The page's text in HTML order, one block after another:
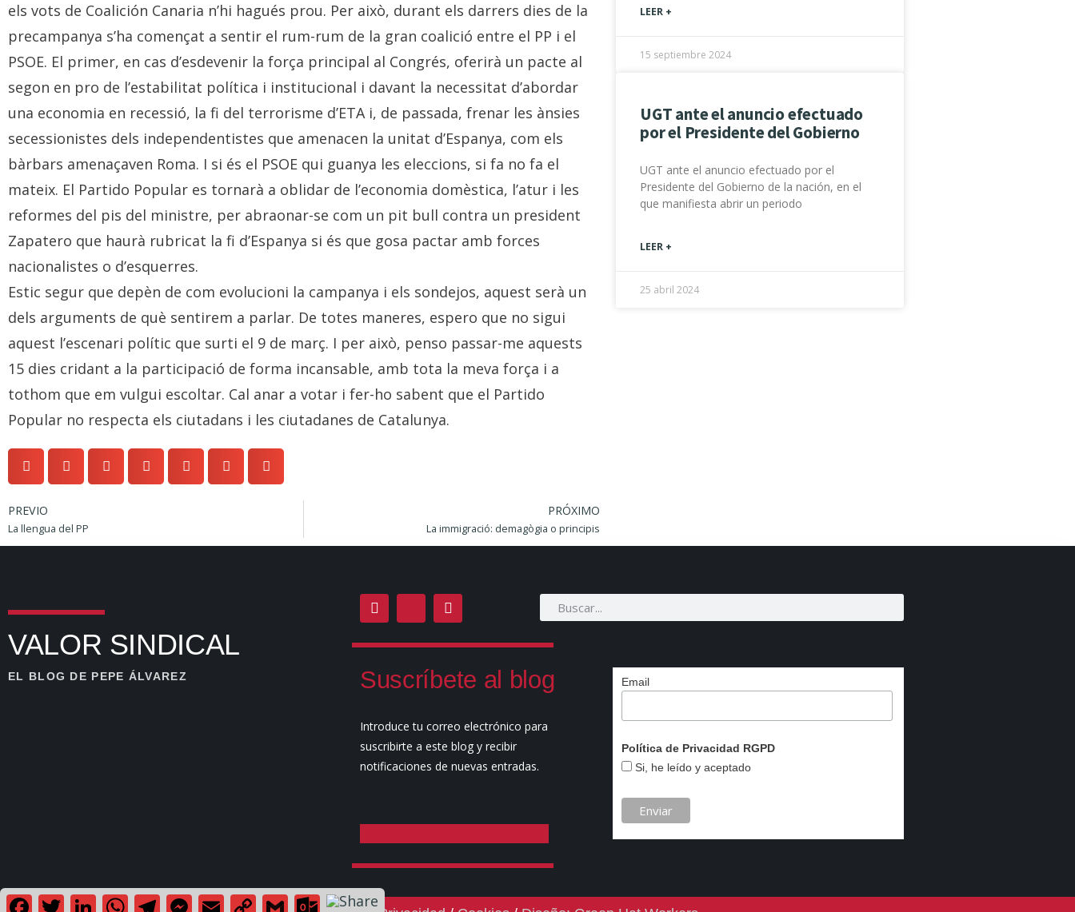
els vots de Coalición Canaria n’hi hagués prou. Per això, durant els darrers dies de la
precampanya s’ha començat a sentir el rum-rum de la gran coalició entre el PP i el
PSOE. El primer, en cas d’esdevenir la força principal al Congrés, oferirà un pacte al
segon en pro de l’estabilitat política i institucional i davant la necessitat d’abordar
una economia en recessió, la fi del terrorisme d’ETA i, de passada, frenar les ànsies
secessionistes dels independentistes que amenacen la unitat d’Espanya, com els
bàrbars amenaçaven Roma. I si és el PSOE qui guanya les eleccions, si fa no fa el
mateix. El Partido Popular es tornarà a oblidar de l’economia domèstica, l’atur i les
reformes del pis del ministre, per abraonar-se com un pit bull contra un president
Zapatero que haurà rubricat la fi d’Espanya si és que gosa pactar amb forces
nacionalistes o d’esquerres.
Estic segur que depèn de com evolucioni la campanya i els sondejos, aquest serà un
dels arguments de què sentirem a parlar. De totes maneres, espero que no sigui
aquest l’escenari polític que surti el 9 de març. I per això, penso passar-me aquests
15 dies cridant a la participació de forma incansable, amb tota la meva força i a
tothom que em vulgui escoltar. Cal anar a votar i fer-ho sabent que el Partido
Popular no respecta els ciutadans i les ciutadanes de Catalunya.
PREVIO
La llengua del PP
PRÓXIMO
La immigració: demagògia o principis
LEER +
15 septiembre 2024
UGT ante el anuncio efectuado
por el Presidente del Gobierno
UGT ante el anuncio efectuado por el
Presidente del Gobierno de la nación, en el
que manifiesta abrir un periodo
LEER +
25 abril 2024
VALOR SINDICAL
EL BLOG DE PEPE ÁLVAREZ Suscríbete al blog
Introduce tu correo electrónico para
suscribirte a este blog y recibir
notificaciones de nuevas entradas.
Email
Política de Privacidad RGPD
Si, he leído y aceptado
Facebook
TwitterLinkedInWhatsApp
TelegramMessenger
Email Copy GmailOutlook.com